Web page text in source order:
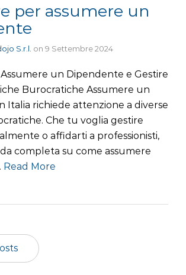
per assumere un
S.r.l. on 9 Settembre 2024
un Dipendente e Gestire
Burocratiche Assumere un
Italia richiede attenzione a diverse
Che tu voglia gestire
o affidarti a professionisti,
completa su come assumere
Read More